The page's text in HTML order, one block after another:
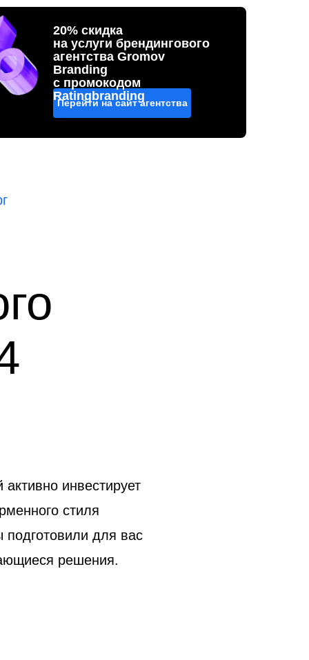
Перейти на сайт агентства
20% скидка
на услуги брендингового
агентства Gromov
Branding
с промокодом
Ratingbranding
инвестирует
стиля
для вас
решения.